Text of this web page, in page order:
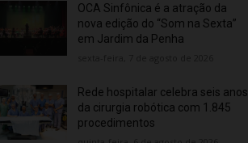
OCA Sinfônica é a atração da
nova edição do “Som na Sexta”
em Jardim da Penha
Rede hospitalar celebra seis anos
da cirurgia robótica com 1.845
procedimentos